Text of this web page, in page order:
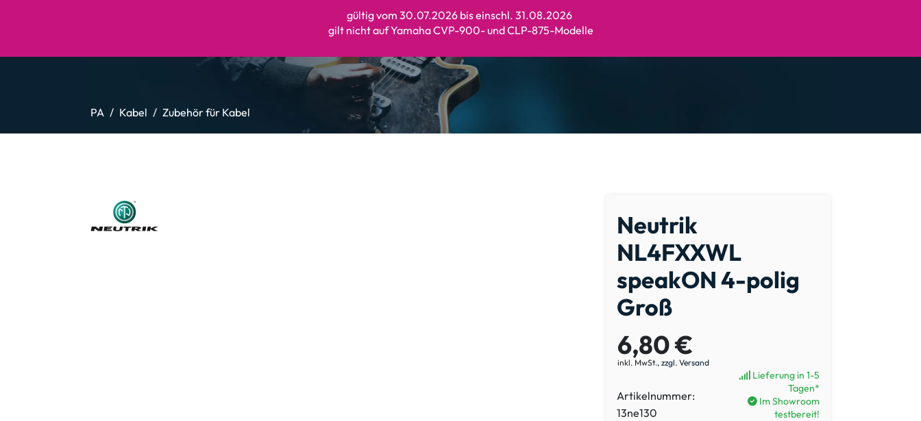
gültig vom 30.07.2026 bis einschl. 31.08.2026
gilt nicht auf Yamaha CVP-900- und CLP-875-Modelle
PA Kabel Zubehör für Kabel
Neutrik
NL4FXXWL
speakON 4-polig
Groß
6,80 €
inkl. MwSt., zzgl. Versand
Artikelnummer:
13ne130
Lieferung in 1-5
Tagen*
Im Showroom
testbereit!